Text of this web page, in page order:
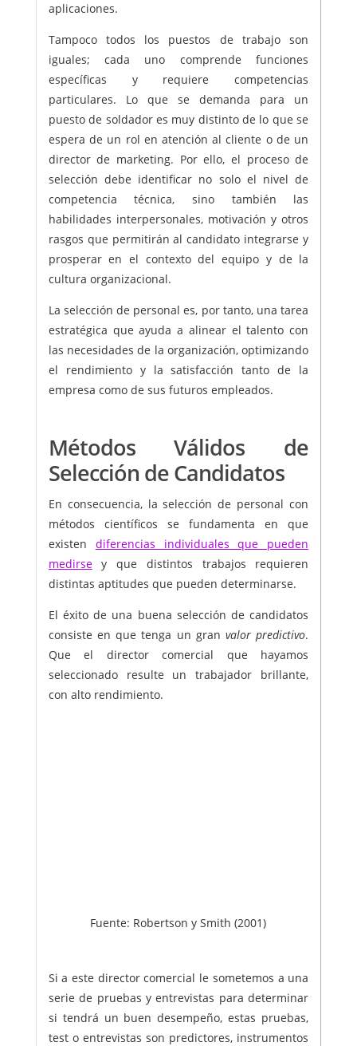
aplicaciones.
Tampoco todos los puestos de trabajo son
iguales; cada uno comprende funciones
específicas y requiere competencias
particulares. Lo que se demanda para un
puesto de soldador es muy distinto de lo que se
espera de un rol en atención al cliente o de un
director de marketing. Por ello, el proceso de
selección debe identificar no solo el nivel de
competencia técnica, sino también las
habilidades interpersonales, motivación y otros
rasgos que permitirán al candidato integrarse y
prosperar en el contexto del equipo y de la
cultura organizacional.
La selección de personal es, por tanto, una tarea
estratégica que ayuda a alinear el talento con
las necesidades de la organización, optimizando
el rendimiento y la satisfacción tanto de la
empresa como de sus futuros empleados.
Métodos Válidos de
Selección de Candidatos
En consecuencia, la selección de personal con
métodos científicos se fundamenta en que
existen diferencias individuales que pueden
medirsey que distintos trabajos requieren
distintas aptitudes que pueden determinarse.
El éxito de una buena selección de candidatos
consiste en que tenga un gran valor predictivo.
Que el director comercial que hayamos
seleccionado resulte un trabajador brillante,
con alto rendimiento.
Fuente: Robertson y Smith (2001)
Si a este director comercial le sometemos a una
serie de pruebas y entrevistas para determinar
si tendrá un buen desempeño, estas pruebas,
test o entrevistas son predictores, instrumentos